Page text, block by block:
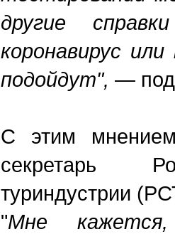
другие
коронавирус
подойдут", —
С этим
секретарь
туриндустрии
"Мне